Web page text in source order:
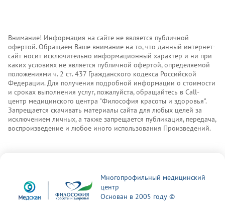
Внимание! Информация на сайте не является публичной
офертой. Обращаем Ваше внимание на то, что данный интернет-
сайт носит исключительно информационный характер и ни при
каких условиях не является публичной офертой, определяемой
положениями ч. 2 ст. 437 Гражданского кодекса Российской
Федерации. Для получения подробной информации о стоимости
и сроках выполнения услуг, пожалуйста, обращайтесь в Call-
центр медицинского центра "Философия красоты и здоровья".
Запрещается скачивать материалы сайта для любых целей за
исключением личных, а также запрещается публикация, передача,
воспроизведение и любое иного использования Произведений.
Многопрофильный медицинский
центр
Основан в 2005 году ©